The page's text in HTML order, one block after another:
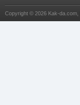
Copyright © 2026 Kak-da.com